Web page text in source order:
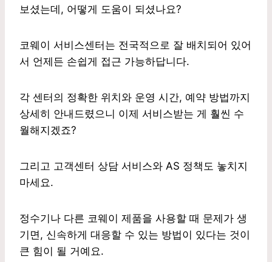
보셨는데, 어떻게 도움이 되셨나요?
코웨이 서비스센터는 전국적으로 잘 배치되어 있어
서 언제든 손쉽게 접근 가능하답니다.
각 센터의 정확한 위치와 운영 시간, 예약 방법까지
상세히 안내드렸으니 이제 서비스받는 게 훨씬 수
월해지겠죠?
그리고 고객센터 상담 서비스와 AS 정책도 놓치지
마세요.
정수기나 다른 코웨이 제품을 사용할 때 문제가 생
기면, 신속하게 대응할 수 있는 방법이 있다는 것이
큰 힘이 될 거예요.